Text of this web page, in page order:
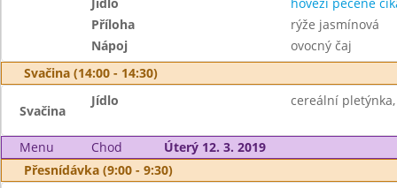
Příloha
rýže jasmínová
Nápoj
ovocný čaj
Svačina (14:00 - 14:30)
Svačina
Jídlo cereální
Menu Chod
Úterý 12. 3. 2019
Přesnídávka (9:00 - 9:30)